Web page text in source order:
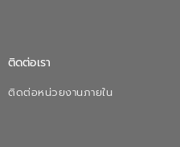
ติดต่อเรา
ติดต่อหน่วยงานภายใน